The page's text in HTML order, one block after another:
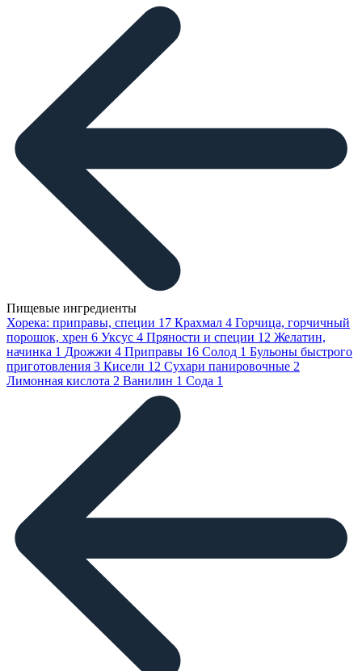
Пищевые ингредиенты
Хорека: приправы, специи 17 Крахмал 4 Горчица, горчичный
порошок, хрен 6 Уксус 4 Пряности и специи 12 Желатин,
начинка 1 Дрожжи 4 Приправы 16 Солод 1 Бульоны быстрого
приготовления 3 Кисели 12 Сухари панировочные 2
Лимонная кислота 2 Ванилин 1 Сода 1